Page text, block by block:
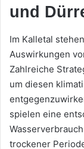
und
Im Kalletal
Auswirkungen
Zahlreiche
um diesen
spielen eine
trockener